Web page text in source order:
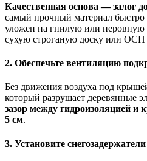
Качественная основа — залог
самый прочный материал быстро
уложен на гнилую или неровную
сухую строганую доску или
2. Обеспечьте вентиляцию
Без движения воздуха под
который разрушает деревянные
зазор между гидроизоляцией
5 см.
3. Установите снегозадержатели